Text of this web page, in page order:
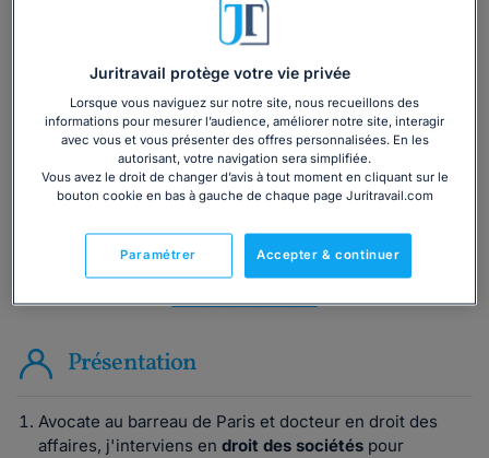
Vous souhaitez une consultation par
téléphone ?
Consulter immédiatement
ou appelez le01 75 75 42 33(8h à 21h du lundi au
Vous êtes avocat ?
Présentation
Avocate au barreau de Paris et docteur en droit des
affaires, j'interviens en droit des sociétés pour
Juritravail protège votre vie privée
Lorsque vous naviguez sur notre site, nous recueillons des
informations pour mesurer l’audience, améliorer notre site, interagir
avec vous et vous présenter des offres personnalisées. En les
autorisant, votre navigation sera simplifiée.
Vous avez le droit de changer d’avis à tout moment en cliquant sur le
bouton cookie en bas à gauche de chaque page Juritravail.com
Accepter & continuer
Paramétrer